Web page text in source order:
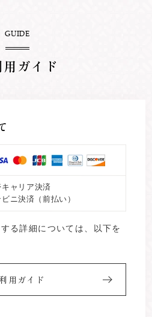
GUIDE
用ガイド
ャリア決済
ニ決済（前払い）
る詳細については、以下を
用ガイド